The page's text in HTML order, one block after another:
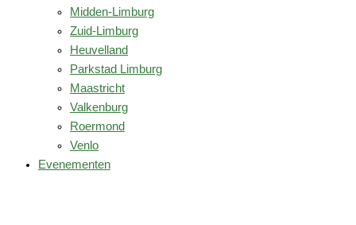
Midden-Limburg
Zuid-Limburg
Heuvelland
Parkstad Limburg
Maastricht
Valkenburg
Roermond
Venlo
Evenementen